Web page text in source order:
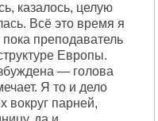
казалось, целую
Всё это время я
преподаватель
Европы.
— голова
Я то и дело
вокруг парней,